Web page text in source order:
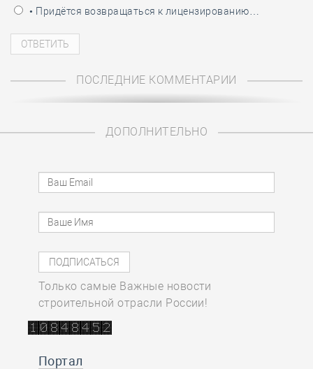
• Придётся возвращаться к лицензированию…
ПОСЛЕДНИЕ КОММЕНТАРИИ
ДОПОЛНИТЕЛЬНО
Только самые Важные новости
строительной отрасли России!
Портал